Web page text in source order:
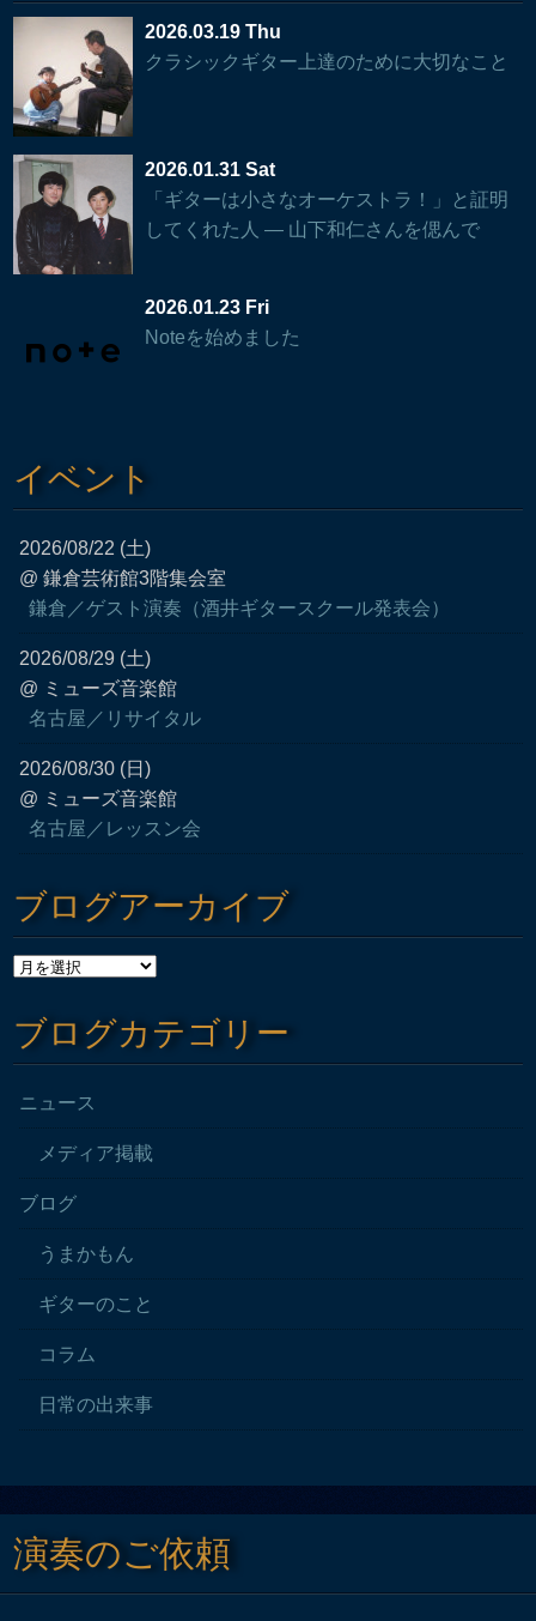
2026.03.19 Thu
クラシックギター上達のために大切なこと
2026.01.31 Sat
「ギターは小さなオーケストラ！」と証明
してくれた人 — 山下和仁さんを偲んで
2026.01.23 Fri
Noteを始めました
イベント
2026/08/22 (土)
@ 鎌倉芸術館3階集会室
鎌倉／ゲスト演奏（酒井ギタースクール発表会）
2026/08/29 (土)
@ ミューズ音楽館
名古屋／リサイタル
2026/08/30 (日)
@ ミューズ音楽館
名古屋／レッスン会
ブログアーカイブ
ブログカテゴリー
ニュース
メディア掲載
ブログ
うまかもん
ギターのこと
コラム
日常の出来事
演奏のご依頼